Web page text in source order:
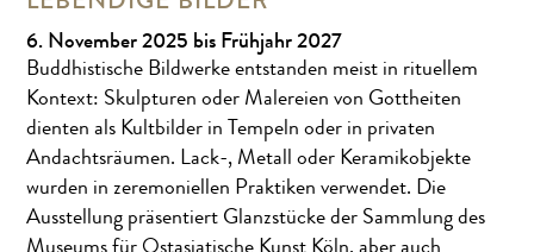
6. November 2025 bis Frühjahr 2027
Buddhistische Bildwerke entstanden meist in rituellem
Kontext: Skulpturen oder Malereien von Gottheiten
dienten als Kultbilder in Tempeln oder in privaten
Andachtsräumen. Lack-, Metall oder Keramikobjekte
wurden in zeremoniellen Praktiken verwendet. Die
Ausstellung präsentiert Glanzstücke der Sammlung des